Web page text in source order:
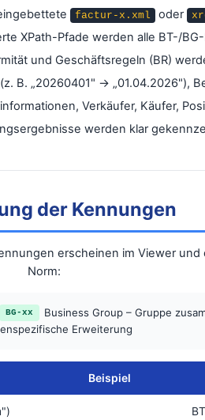
factur-x.xml oder
XPath-Pfade werden alle BT-/
und Geschäftsregeln (BR)
B. „20260401" → „01.04.2026"),
Verkäufer, Käufer,
werden klar
der Kennungen
erscheinen im Viewer
Norm:
BG-xx Business Group – Gruppe
Erweiterung
Beispiel